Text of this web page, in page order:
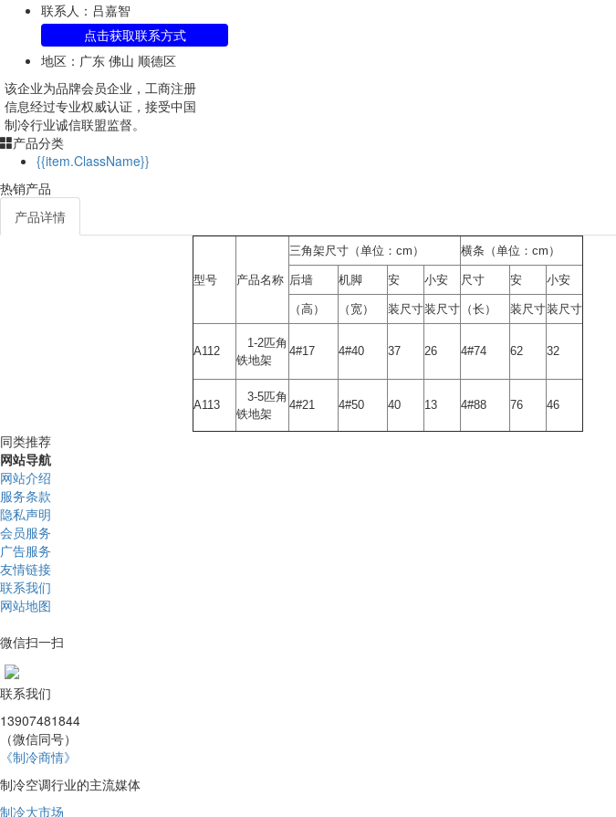
联系人：吕嘉智
点击获取联系方式
地区：广东 佛山 顺德区
该企业为品牌会员企业，工商注册
信息经过专业权威认证，接受中国
制冷行业诚信联盟监督。
产品分类
{{item.ClassName}}
热销产品
产品详情
型号 产品名称
三角架尺寸（单位：cm） 横条（单位：cm）
后墙 机脚 安 小安 尺寸 安 小安
（高） （宽） 装尺寸装尺寸 （长） 装尺寸装尺寸
A112
1-2匹角
铁地架
4#17 4#40 37 26 4#74 62 32
A113
3-5匹角
铁地架
4#21 4#50 40 13 4#88 76 46
同类推荐
网站导航
网站介绍
服务条款
隐私声明
会员服务
广告服务
友情链接
联系我们
网站地图
微信扫一扫
联系我们
13907481844
（微信同号）
《制冷商情》
制冷空调行业的主流媒体
制冷大市场